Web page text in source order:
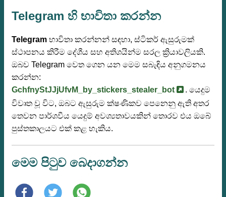
Telegram හි භාවිතා කරන්න
Telegram භාවිතා කරන්නන් සඳහා, ස්ටිකර් ඇසුරුමක්
ස්ථාපනය කිරීම දේශීය සහ අතිශයින්ම සරල ක්‍රියාවලියකි.
ඔබව Telegram වෙත ගෙන යන මෙම සබැඳිය අනුගමනය
කරන්න:
GchfnyStJJjUfvM_by_stickers_stealer_bot
. යෙදුම
විවෘත වූ විට, ඔබට ඇසුරුම ක්ෂණිකව පෙනෙනු ඇති අතර
තෙවන පාර්ශවීය යෙදුම් අවශ්‍යතාවයකින් තොරව එය ඔබේ
පුස්තකාලයට එක් කළ හැකිය.
මෙම පිටුව බෙදාගන්න